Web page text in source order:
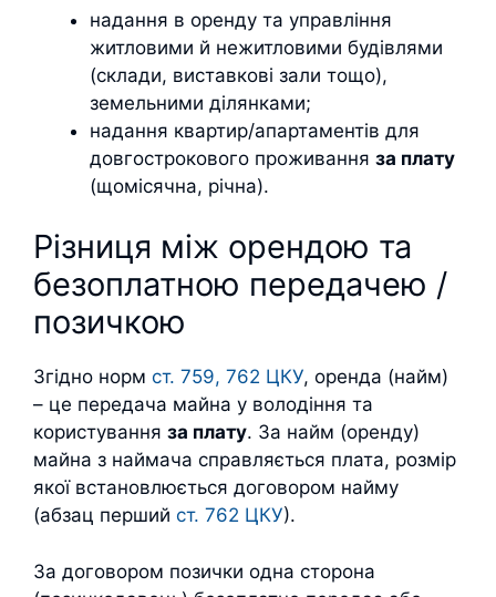
надання в оренду та управління
житловими й нежитловими будівлями
(склади, виставкові зали тощо),
земельними ділянками;
надання квартир/апартаментів для
довгострокового проживання за плату
(щомісячна, річна).
Різниця між орендою та
безоплатною передачею /
позичкою
Згідно норм ст. 759, 762 ЦКУ, оренда (найм)
– це передача майна у володіння та
користування за плату. За найм (оренду)
майна з наймача справляється плата, розмір
якої встановлюється договором найму
(абзац перший ст. 762 ЦКУ).
За договором позички одна сторона